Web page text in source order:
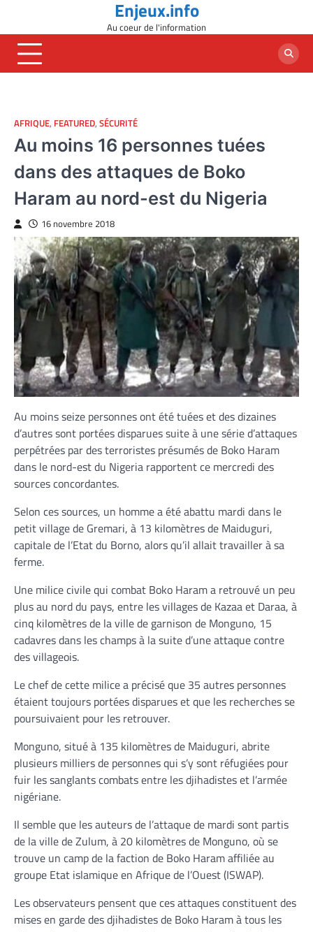
content
Enjeux.info
Au coeur de l'information
AFRIQUE, FEATURED, SÉCURITÉ
Au moins 16 personnes tuées
dans des attaques de Boko
Haram au nord-est du Nigeria
16 novembre 2018
Au moins seize personnes ont été tuées et des dizaines
d’autres sont portées disparues suite à une série d’attaques
perpétrées par des terroristes présumés de Boko Haram
dans le nord-est du Nigeria rapportent ce mercredi des
sources concordantes.
Selon ces sources, un homme a été abattu mardi dans le
petit village de Gremari, à 13 kilomètres de Maiduguri,
capitale de l’Etat du Borno, alors qu’il allait travailler à sa
ferme.
Une milice civile qui combat Boko Haram a retrouvé un peu
plus au nord du pays, entre les villages de Kazaa et Daraa, à
cinq kilomètres de la ville de garnison de Monguno, 15
cadavres dans les champs à la suite d’une attaque contre
des villageois.
Le chef de cette milice a précisé que 35 autres personnes
étaient toujours portées disparues et que les recherches se
poursuivaient pour les retrouver.
Monguno, situé à 135 kilomètres de Maiduguri, abrite
plusieurs milliers de personnes qui s’y sont réfugiées pour
fuir les sanglants combats entre les djihadistes et l’armée
nigériane.
Il semble que les auteurs de l’attaque de mardi sont partis
de la ville de Zulum, à 20 kilomètres de Monguno, où se
trouve un camp de la faction de Boko Haram affiliée au
groupe Etat islamique en Afrique de l’Ouest (ISWAP).
Les observateurs pensent que ces attaques constituent des
mises en garde des djihadistes de Boko Haram à tous les